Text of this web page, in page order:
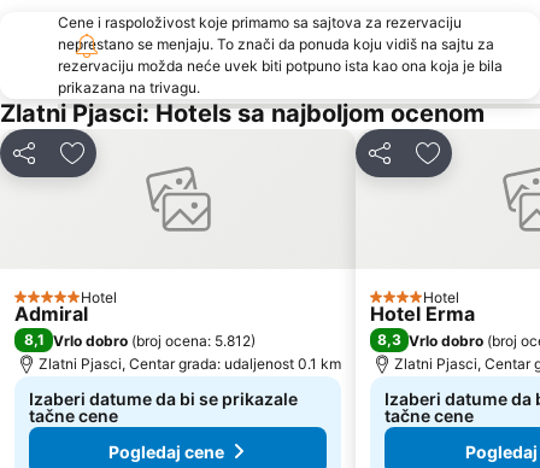
Cene i raspoloživost koje primamo sa sajtova za rezervaciju
neprestano se menjaju. To znači da ponuda koju vidiš na sajtu za
rezervaciju možda neće uvek biti potpuno ista kao ona koja je bila
prikazana na trivagu.
Zlatni Pjasci: Hotels sa najboljom ocenom
Deli Dodati u favorite
5 Zvezdice
Hotel
Admiral
8,1 Vrlo dobro (broj ocena: 5.812)
Zlatni Pjasci, Centar grada: udaljenost 0.1 km
Izaberi datume da bi se prikazale
tačne cene
Pogledaj cene
Deli Dodati u
4 Zvezdice
Hotel
Hotel Erma
8,3 Vrlo dobro (broj
Zlatni Pjasci, Centar
Izaberi datume da
tačne cene
Pogledaj